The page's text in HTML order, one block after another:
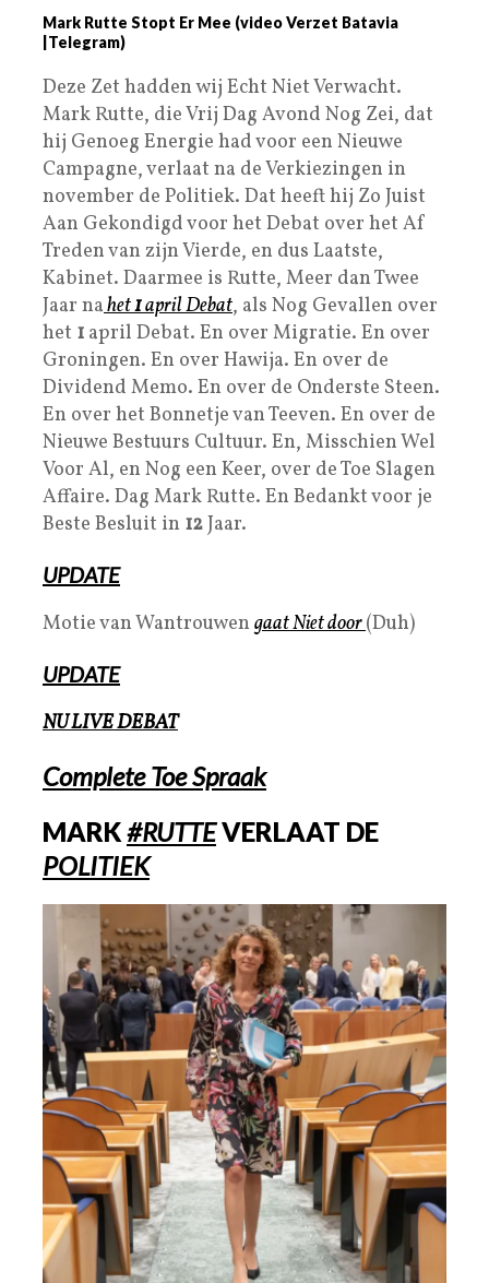
Mark Rutte Stopt Er Mee (video Verzet Batavia
|Telegram)
Deze Zet hadden wij Echt Niet Verwacht.
Mark Rutte, die Vrij Dag Avond Nog Zei, dat
hij Genoeg Energie had voor een Nieuwe
Campagne, verlaat na de Verkiezingen in
november de Politiek. Dat heeft hij Zo Juist
Aan Gekondigd voor het Debat over het Af
Treden van zijn Vierde, en dus Laatste,
Kabinet. Daarmee is Rutte, Meer dan Twee
Jaar nahet1april Debat, als Nog Gevallen over
het 1 april Debat. En over Migratie. En over
Groningen. En over Hawija. En over de
Dividend Memo. En over de Onderste Steen.
En over het Bonnetje van Teeven. En over de
Nieuwe Bestuurs Cultuur. En, Misschien Wel
Voor Al, en Nog een Keer, over de Toe Slagen
Affaire. Dag Mark Rutte. En Bedankt voor je
Beste Besluit in 12Jaar.
UPDATE
Motie van Wantrouwen gaat Niet door(Duh)
UPDATE
NU LIVE DEBAT
Complete Toe Spraak
MARK#RUTTEVERLAAT DE
POLITIEK